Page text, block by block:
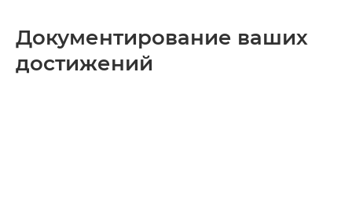
Документирование ваших
достижений